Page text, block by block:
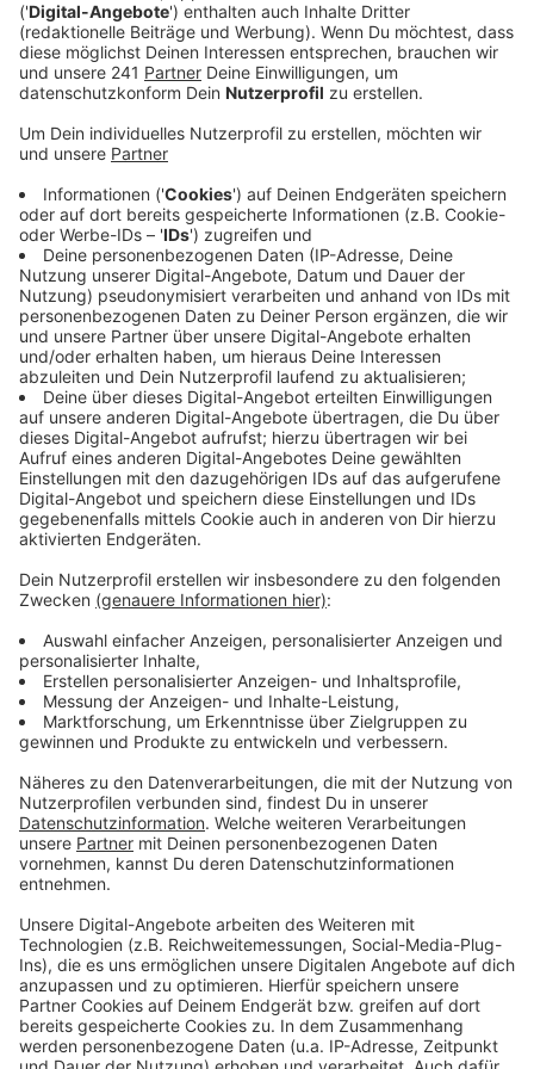
diesen Übungen im Nachgang zufrieden.
Veröffentlicht:Montag, 21.08.2023 06:40
Anzeige
Der Leiter der Feuerwehr Schleiden ist sehr zufrieden
mit der Übung, die am Freitagabend stattfand. Mit
etwa 100 Einsatzkräften wurde ein Waldbrand im
Nationalpark durchgespielt. Schwerpunktmäßig ging
es da auch um die Löschwasser-Beschaffung.
Eigentlich hätte noch ein Hubschrauber der
Landesfliegerstaffel der Polizei dabei sein sollen. Der
musste nach Angaben des Feuerwehr-Leiters aber
kurzfristig absagen. Der Hubschrauber hätte Wasser
aus dem Urftsee holen sollen. Aber auch ohne
Hubschrauber-Einsatz sei die Übung erfolgreich
gewesen.
Die andere Übung war am Samstag in Blankenheim-
Waldorf. Hier war dann ein Hubschrauber der
Landesfliegerstaffel der Polizei dabei. Nach Angaben
der Bürgermeisterin waren Löschgruppen aus der
Gemeinde Blankenheim und auch aus dem
benachbarten Rheinland-Pfalz dabei. Die
Bürgermeisterin war begeistert von der Übung und
schrieb auf ihren Social Media Kanälen, dass die
Gemeinde stolz sei, als kleine Kommune eine der
ersten zu sein, in der so ein Szenario mit den
unterschiedlichen Einheiten geübt wurde.
Anzeige